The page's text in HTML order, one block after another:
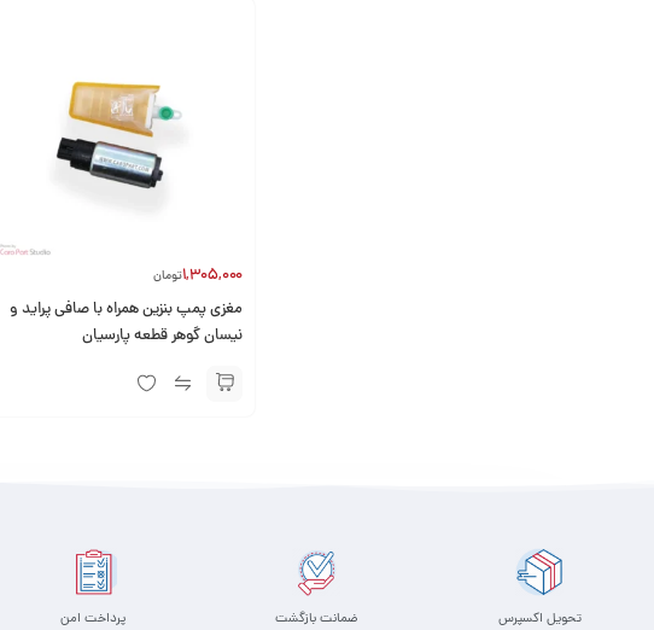
1,305,000تومان
مغزی پمپ بنزین همراه با صافی پراید و
نیسان گوهر قطعه پارسیان
تحویل اکسپرس ضمانت بازگشت پرداخت امن